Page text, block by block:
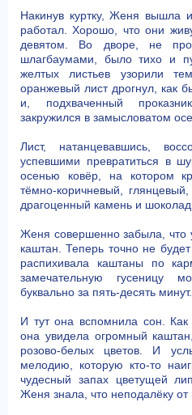
Накинув куртку, Женя вышла
работал. Хорошо, что они
девятом. Во дворе, не
шлагбаумами, было тихо и
желтых листьев узорили
оранжевый лист дрогнул, как
и, подхваченный
закружился в замысловатом
Лист, натанцевавшись,
успевшими превратиться в
осенью ковёр, на котором
тёмно-коричневый,
драгоценный камень и
Женя совершенно забыла, что
каштан. Теперь точно не
распихивала каштаны по
замечательную гусеницу
буквально за пять-десять минут.
И тут она вспомнила сон.
она увидела огромный
розово-белых цветов. И
мелодию, которую кто-то
чудесный запах цветущей
Женя знала, что неподалёку от